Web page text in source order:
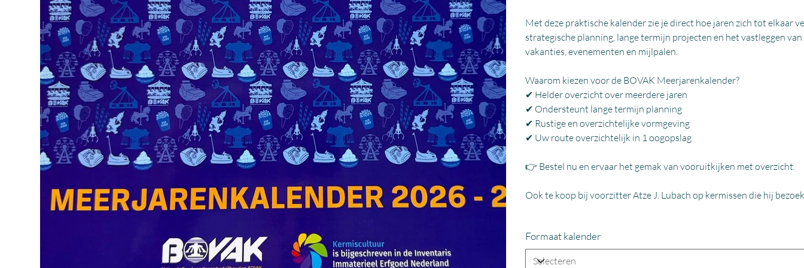
Met deze praktische kalender zie je direct hoe jaren zich tot elkaar
strategische planning, lange termijn projecten en het vastleggen
vakanties, evenementen en mijlpalen.
Waarom kiezen voor de BOVAK Meerjarenkalender?
✔ Helder overzicht over meerdere jaren
✔ Ondersteunt lange termijn planning
✔ Rustige en overzichtelijke vormgeving
✔ Uw route overzichtelijk in 1 oogopslag
👉 Bestel nu en ervaar het gemak van vooruitkijken met overzicht.
Ook te koop bij voorzitter Atze J. Lubach op kermissen die hij
Formaat kalender